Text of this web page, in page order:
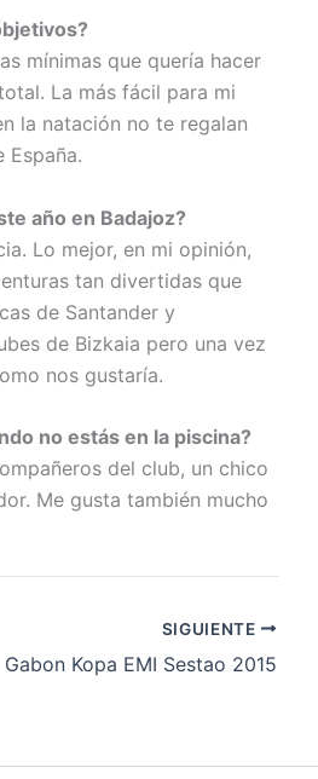
mínimas que quería hacer
La más fácil para mi
la natación no te regalan
año en Badajoz?
Lo mejor, en mi opinión,
tan divertidas que
de Santander y
de Bizkaia pero una vez
nos gustaría.
no estás en la piscina?
del club, un chico
Me gusta también mucho
SIGUIENTE
Gabon Kopa EMI Sestao 2015